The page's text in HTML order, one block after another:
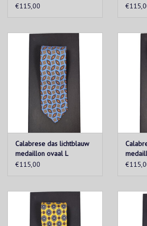
€115,00
Calabrese das lichtblauw
medaillon ovaal L
€115,00